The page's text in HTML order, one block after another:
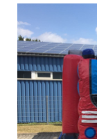
Fahrzeuge &